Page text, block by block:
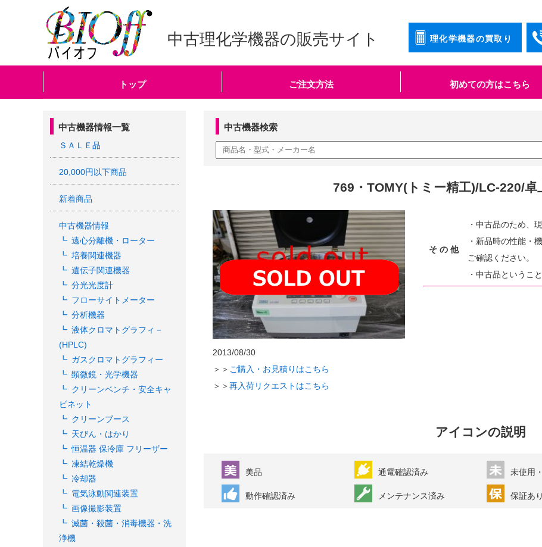
中古理化学機器の販売サイト 理化学機器の買取り
トップ ご注文方法 初めての方はこちら
中古機器情報一覧
ＳＡＬＥ品
20,000円以下商品
新着商品
中古機器情報
遠心分離機・ローター
培養関連機器
遺伝子関連機器
分光光度計
フローサイトメーター
分析機器
液体クロマトグラフィ－
(HPLC)
ガスクロマトグラフィー
顕微鏡・光学機器
クリーンベンチ・安全キャ
ビネット
クリーンブース
天びん・はかり
恒温器 保冷庫 フリーザー
凍結乾燥機
冷却器
電気泳動関連装置
画像撮影装置
滅菌・殺菌・消毒機器・洗
浄機
中古機器検索
769・TOMY(トミー精工)/LC-220/卓
2013/08/30
＞＞ ご購入・お見積りはこちら
＞＞再入荷リクエストはこちら
そ の 他
・中古品のため、
・新品時の性能・
ご確認ください。
・中古品というこ
アイコンの説明
美品 通電確認済み 未使用
動作確認済み メンテナンス済み 保証あり